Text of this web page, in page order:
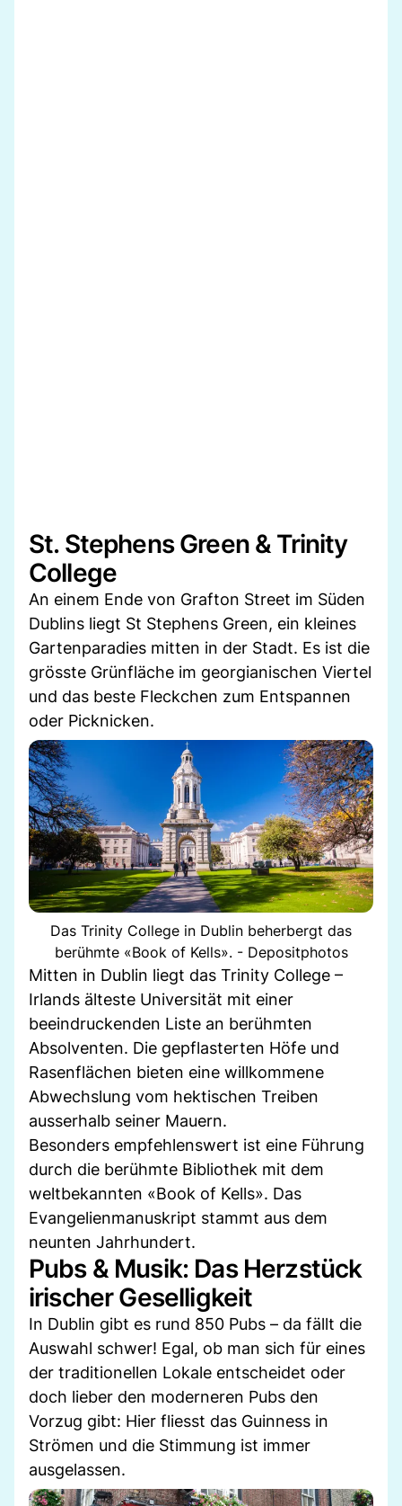
St. Stephens Green & Trinity
College
An einem Ende von Grafton Street im Süden
Dublins liegt St Stephens Green, ein kleines
Gartenparadies mitten in der Stadt. Es ist die
grösste Grünfläche im georgianischen Viertel
und das beste Fleckchen zum Entspannen
oder Picknicken.
Das Trinity College in Dublin beherbergt das
berühmte «Book of Kells». - Depositphotos
Mitten in Dublin liegt das Trinity College –
Irlands älteste Universität mit einer
beeindruckenden Liste an berühmten
Absolventen. Die gepflasterten Höfe und
Rasenflächen bieten eine willkommene
Abwechslung vom hektischen Treiben
ausserhalb seiner Mauern.
Besonders empfehlenswert ist eine Führung
durch die berühmte Bibliothek mit dem
weltbekannten «Book of Kells». Das
Evangelienmanuskript stammt aus dem
neunten Jahrhundert.
Pubs & Musik: Das Herzstück
irischer Geselligkeit
In Dublin gibt es rund 850 Pubs – da fällt die
Auswahl schwer! Egal, ob man sich für eines
der traditionellen Lokale entscheidet oder
doch lieber den moderneren Pubs den
Vorzug gibt: Hier fliesst das Guinness in
Strömen und die Stimmung ist immer
ausgelassen.